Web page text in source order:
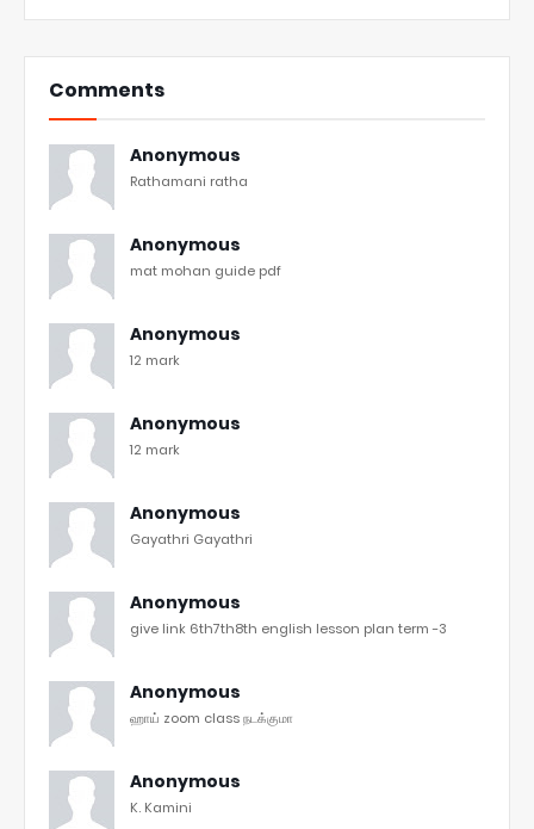
Comments
Anonymous
Rathamani ratha
Anonymous
mat mohan guide pdf
Anonymous
12 mark
Anonymous
12 mark
Anonymous
Gayathri Gayathri
Anonymous
give link 6th7th8th english lesson plan term -3
Anonymous
ஹாய் zoom class நடக்குமா
Anonymous
K. Kamini